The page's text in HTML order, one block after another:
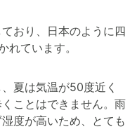
おり、日本のように四
れています。
夏は気温が50度近く
ことはできません。雨
度が高いため、とても